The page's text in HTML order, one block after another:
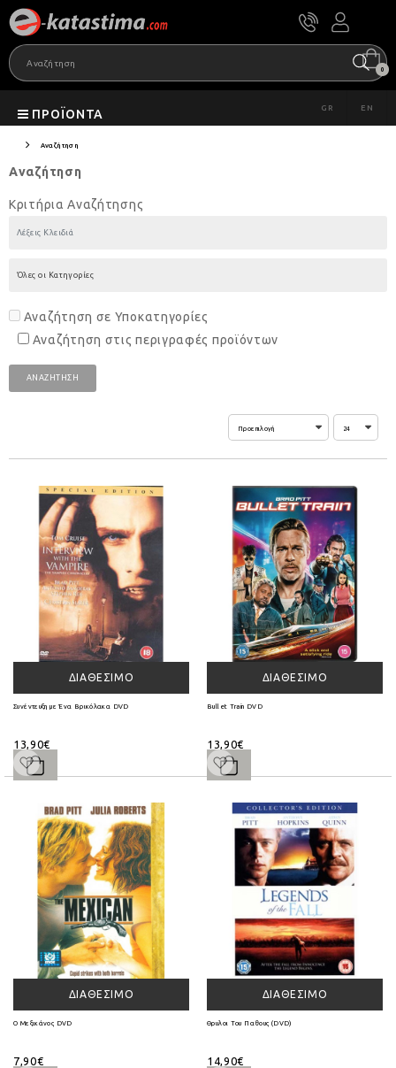
0
ΠΡΟΪΌΝΤΑ GR EN
Αναζήτηση
Αναζήτηση
Κριτήρια Αναζήτησης
Αναζήτηση σε Υποκατηγορίες
Αναζήτηση στις περιγραφές προϊόντων
ΔΙΑΘΈΣΙΜΟ
Συνέντευξη με Ένα Βρικόλακα DVD
13,90€
ΔΙΑΘΈΣΙΜΟ
Bullet Train DVD
13,90€
ΔΙΑΘΈΣΙΜΟ
Ο Μεξικάνος DVD
7,90€
ΔΙΑΘΈΣΙΜΟ
Θρυλοι Του Παθους (DVD)
14,90€